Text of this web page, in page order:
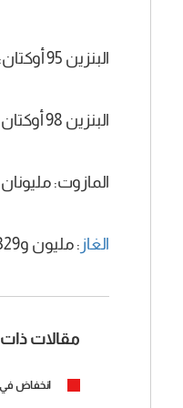
البنزين 95 أوكتان: مليونان و541 ألف ليرة
البنزين 98 أوكتان: مليونان و559 ألف ليرة
المازوت: مليونان و137 ألف
الغاز : مليون و329 ألف ليرة
مقالات
انخفاض